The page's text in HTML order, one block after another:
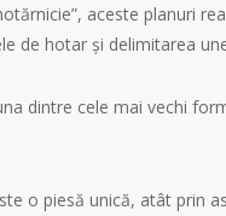
aceste planuri
de hotar și delimitarea
dintre cele mai vechi
o piesă unică, atât prin